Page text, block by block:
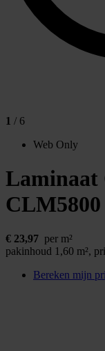
1 / 6
Web Only
Laminaat
CLM5800
€ 23,97 per m²
pakinhoud 1,60 m²,
Bereken mijn